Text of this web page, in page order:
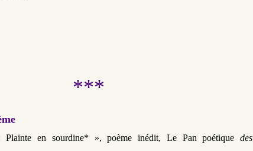
***
Plainte en sourdine* », poème inédit, Le Pan poétique des